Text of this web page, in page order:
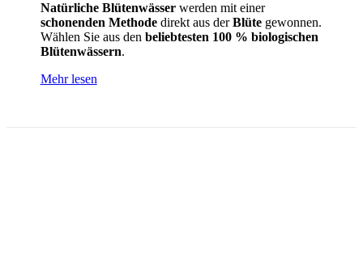
Natürliche Blütenwässerwerden mit einer
schonenden Methodedirekt aus derBlütegewonnen.
Wählen Sie aus den beliebtesten 100 % biologischen
Blütenwässern.
Mehr lesen